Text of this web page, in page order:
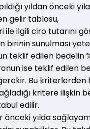
yıldan önceki
gelir tablosu,
ile ilgili ciro tutarını
birinin sunulması
teklif edilen bedelin
ise teklif edilen
Bu kriterlerden
kritere ilişkin
edilir.
önceki yılda